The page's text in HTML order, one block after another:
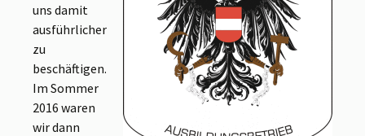
uns damit
ausführlicher
zu
beschäftigen.
Im Sommer
2016 waren
wir dann